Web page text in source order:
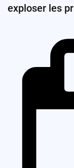
exploser les